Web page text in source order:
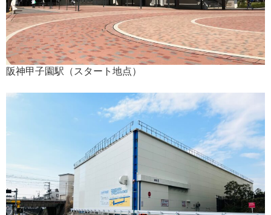
阪神甲子園駅（スタート地点）